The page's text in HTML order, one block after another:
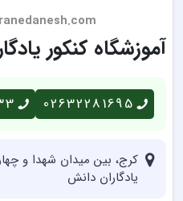
آموزشگاه کنکور
02632281695
کرج، بین میدان شهدا و
یادگاران دانش